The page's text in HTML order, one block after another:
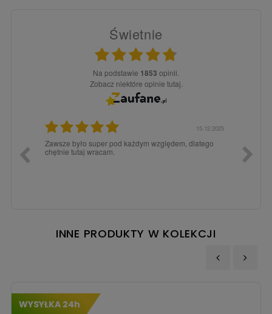
Świetnie
Na podstawie 1853 opinii.
Zobacz niektóre opinie tutaj.
15.12.2025
Zawsze było super pod każdym względem, dlatego
chętnie tutaj wracam.
INNE PRODUKTY W KOLEKCJI
WYSYŁKA 24h